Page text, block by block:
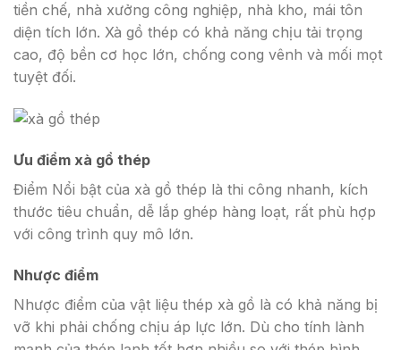
tiền chế, nhà xưởng công nghiệp, nhà kho, mái tôn
diện tích lớn. Xà gồ thép có khả năng chịu tải trọng
cao, độ bền cơ học lớn, chống cong vênh và mối mọt
tuyệt đối.
Ưu điểm xà gồ thép
Điểm Nổi bật của xà gồ thép là thi công nhanh, kích
thước tiêu chuẩn, dễ lắp ghép hàng loạt, rất phù hợp
với công trình quy mô lớn.
Nhược điểm
Nhược điểm của vật liệu thép xà gồ là có khả năng bị
vỡ khi phải chống chịu áp lực lớn. Dù cho tính lành